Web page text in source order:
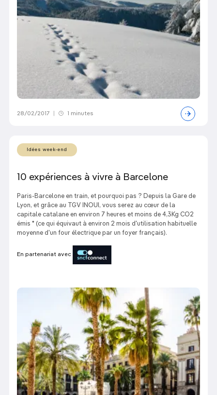
28/02/2017 1 minutes
Idées week-end
10 expériences à vivre à Barcelone
Paris-Barcelone en train, et pourquoi pas ? Depuis la Gare de
Lyon, et grâce au TGV INOUI, vous serez au cœur de la
capitale catalane en environ 7 heures et moins de 4,3Kg CO2
émis * (ce qui équivaut à environ 2 mois d'utilisation habituelle
moyenne d'un four électrique par un foyer français).
En partenariat avec